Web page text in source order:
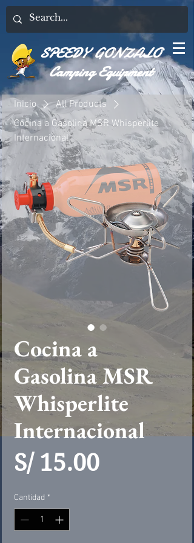
SPEEDY GONZALO
Camping Equipment
Inicio
All Products
Cocina a Gasolina MSR Whisperlite
Internacional
Cocina a
Gasolina MSR
Whisperlite
Internacional
S/ 15.00Precio
Cantidad *